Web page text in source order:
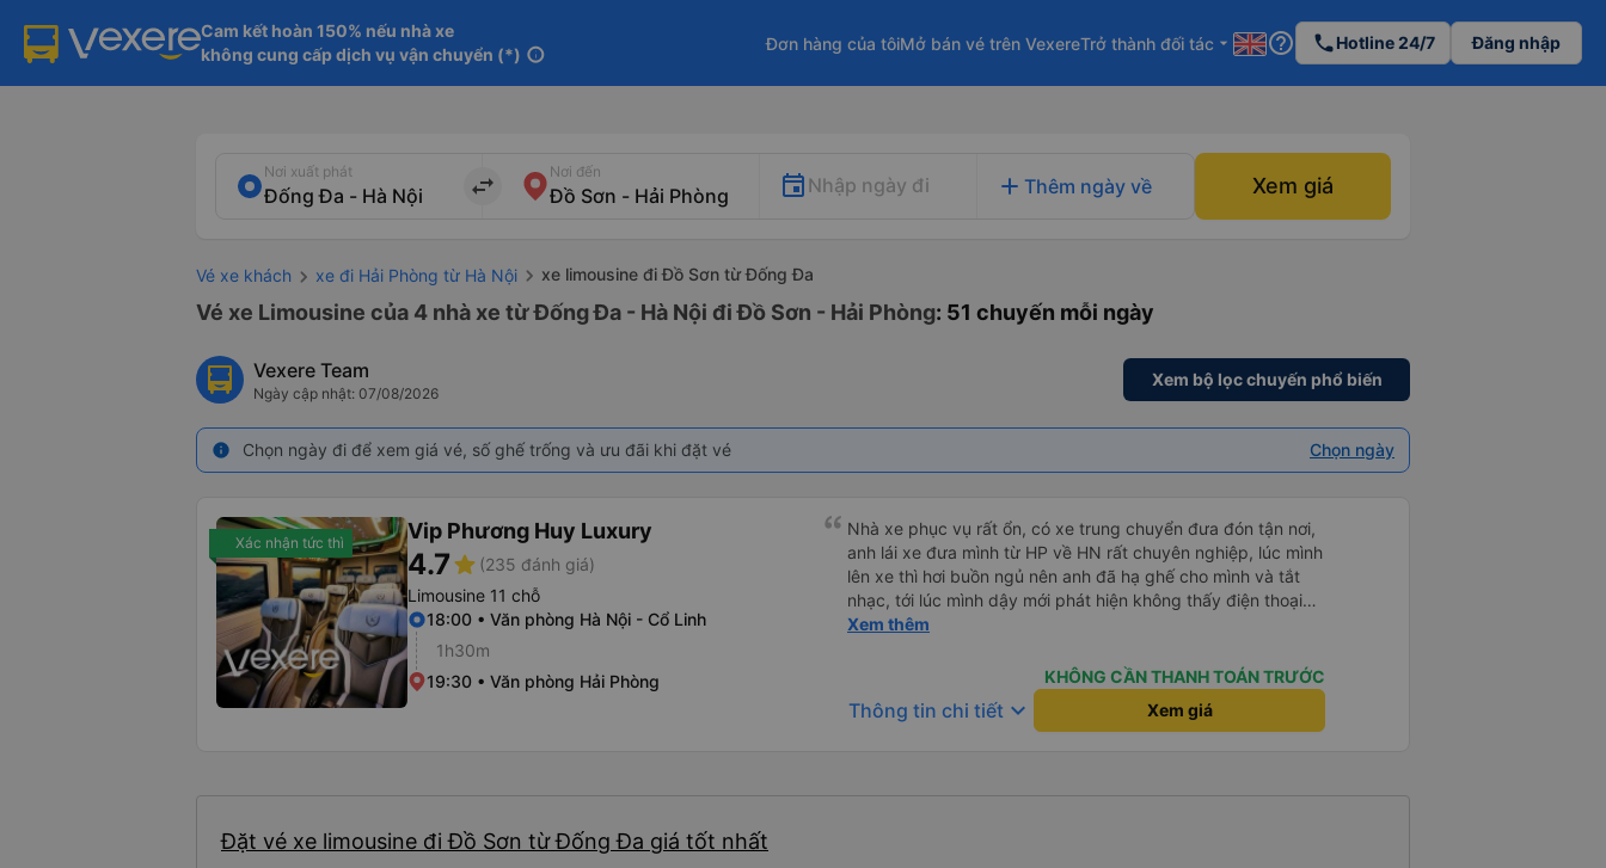
Cam kết hoàn 150% nếu nhà xe
không cung cấp dịch vụ vận chuyển (*) info
Đơn hàng của tôiMở bán vé trên VexereTrở thành đối tác arrow_drop_down help_outline phoneHotline 24/7 Đăng nhập
Nơi xuất phát
import_export
Nơi đến
Nhập ngày đi add Thêm ngày về Xem giá
Vé xe khách xe đi Hải Phòng từ Hà Nội xe limousine đi Đồ Sơn từ Đống Đa
Vé xe Limousine của 4 nhà xe từ Đống Đa - Hà Nội đi Đồ Sơn - Hải Phòng: 51 chuyến mỗi ngày
Vexere Team
Ngày cập nhật: 07/08/2026
Xem bộ lọc chuyến phổ biến
info Chọn ngày đi để xem giá vé, số ghế trống và ưu đãi khi đặt vé Chọn ngày
Xác nhận tức thì Vip Phương Huy Luxury
4.7star (235 đánh giá)
Limousine 11 chỗ
18:00 • Văn phòng Hà Nội - Cổ Linh
1h30m
19:30 • Văn phòng Hải Phòng
Nhà xe phục vụ rất ổn, có xe trung chuyển đưa đón tận nơi,
anh lái xe đưa mình từ HP về HN rất chuyên nghiệp, lúc mình
lên xe thì hơi buồn ngủ nên anh đã hạ ghế cho mình và tắt
nhạc, tới lúc mình dậy mới phát hiện không thấy điện thoại
thì anh đã ngay lập tức gọi xe trung chuyển để tìm điện thoại
đó. Cảm ơn anh và nhà xe rất nhiều. 1000 sao ạ.
Xem thêm
KHÔNG CẦN THANH TOÁN TRƯỚC
Thông tin chi tiết keyboard_arrow_down Xem giá
Đặt vé xe limousine đi Đồ Sơn từ Đống Đa giá tốt nhất